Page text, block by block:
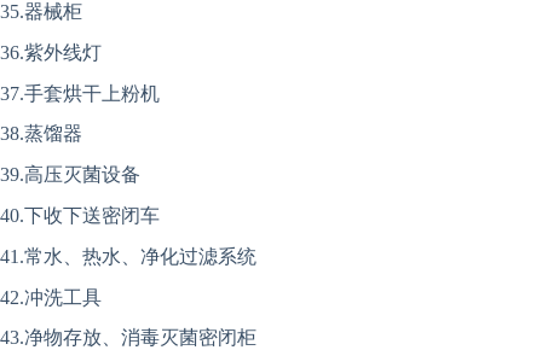
35.器械柜
36.紫外线灯
37.手套烘干上粉机
38.蒸馏器
39.高压灭菌设备
40.下收下送密闭车
41.常水、热水、净化过滤系统
42.冲洗工具
43.净物存放、消毒灭菌密闭柜